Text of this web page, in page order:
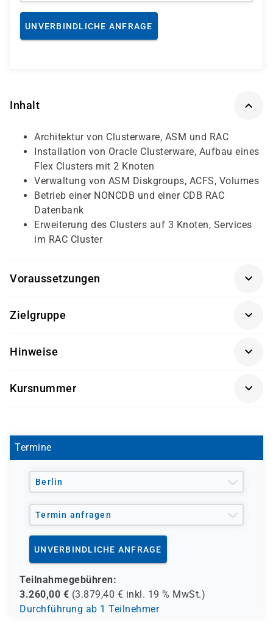
UNVERBINDLICHE ANFRAGE
Inhalt
Architektur von Clusterware, ASM und RAC
Installation von Oracle Clusterware, Aufbau eines
Flex Clusters mit 2 Knoten
Verwaltung von ASM Diskgroups, ACFS, Volumes
Betrieb einer NONCDB und einer CDB RAC
Datenbank
Erweiterung des Clusters auf 3 Knoten, Services
im RAC Cluster
Voraussetzungen
(vorzugsweise 19c), Betriebssystem‐ (Unix/Linux) und
Zielgruppe
Verantwortliche, die Oracle Cluster- und RAC-
Hinweise
Kursnummer
Termine
Berlin
Termin anfragen
UNVERBINDLICHE ANFRAGE
Teilnahmegebühren:
3.260,00 € (3.879,40 € inkl. 19 % MwSt.)
Durchführung ab 1 Teilnehmer